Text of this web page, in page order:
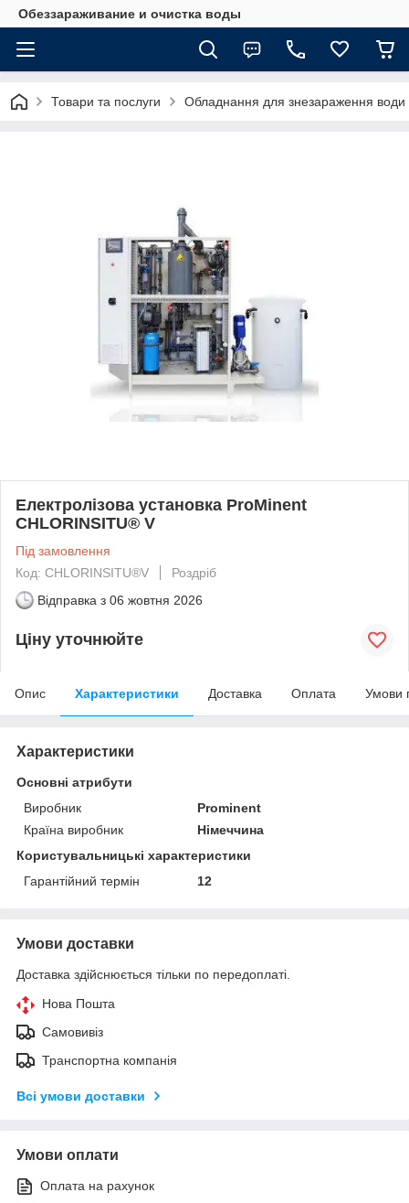
Обеззараживание и очистка воды
Товари та послуги Обладнання для знезараження води
Електролізова установка ProMinent
CHLORINSITU® V
Під замовлення
Код: CHLORINSITU®V
Роздріб
Відправка з 06 жовтня 2026
Ціну уточнюйте
Опис Характеристики Доставка Оплата Умови
Характеристики
Основні атрибути
Виробник
Prominent
Країна виробник
Німеччина
Користувальницькі характеристики
Гарантійний термін
12
Умови доставки
Доставка здійснюється тільки по передоплаті.
Нова Пошта
Самовивіз
Транспортна компанія
Всі умови доставки
Умови оплати
Оплата на рахунок